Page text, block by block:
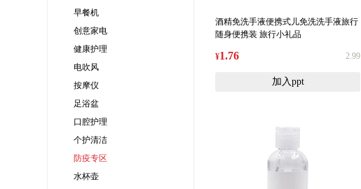
早餐机
创意家电
健康护理
电吹风
按摩仪
足浴盆
口腔护理
个护清洁
防疫专区
水杯壶
酒精免洗手液便携式儿免洗洗手液旅行
随身便携装 旅行小礼品
¥1.76 2.99
加入ppt